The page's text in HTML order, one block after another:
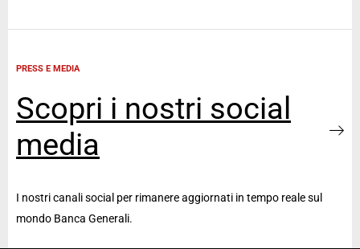
PRESS E MEDIA
Scopri i nostri social
media
I nostri canali social per rimanere aggiornati in tempo reale sul
mondo Banca Generali.